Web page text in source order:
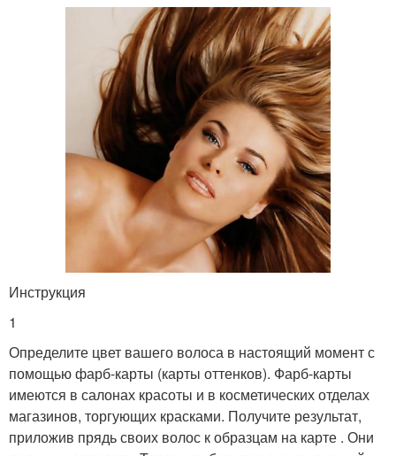
Инструкция
1
Определите цвет вашего волоса в настоящий момент с
помощью фарб-карты (карты оттенков). Фарб-карты
имеются в салонах красоты и в косметических отделах
магазинов, торгующих красками. Получите результат,
приложив прядь своих волос к образцам на карте . Они